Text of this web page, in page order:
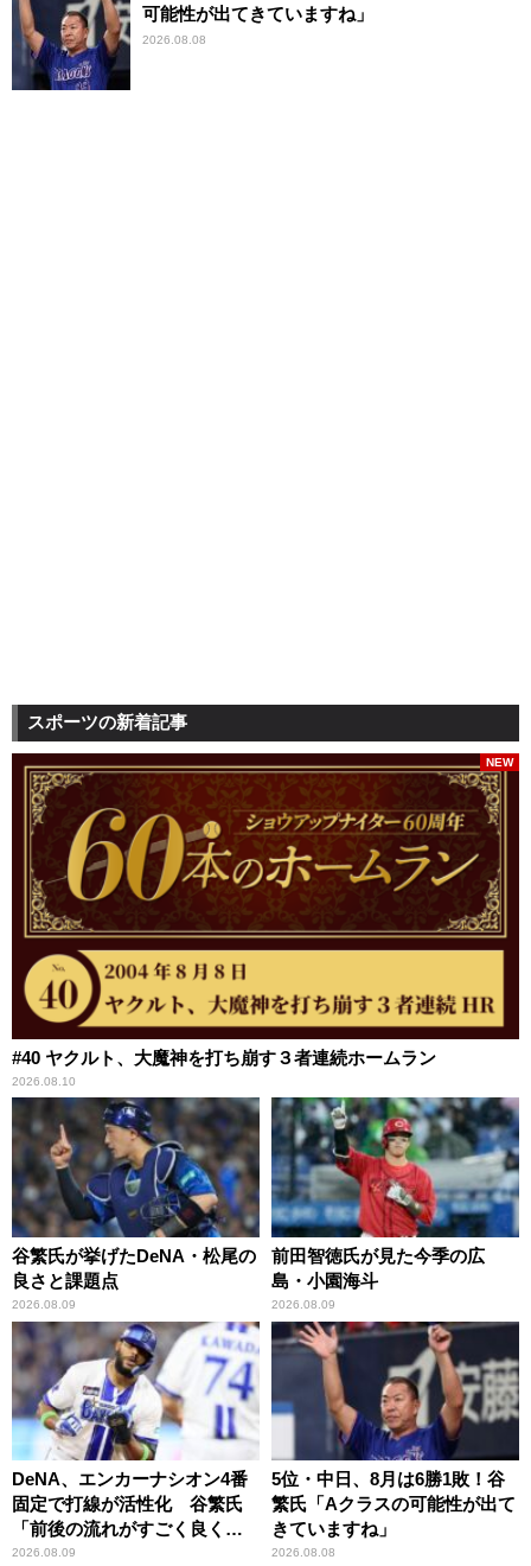
可能性が出てきていますね」
2026.08.08
スポーツの新着記事
#40 ヤクルト、大魔神を打ち崩す３者連続ホームラン
2026.08.10
NEW
谷繁氏が挙げたDeNA・松尾の
良さと課題点
2026.08.09
前田智徳氏が見た今季の広
島・小園海斗
2026.08.09
DeNA、エンカーナシオン4番
固定で打線が活性化 谷繁氏
「前後の流れがすごく良くな
りましたね」
2026.08.09
5位・中日、8月は6勝1敗！谷
繁氏「Aクラスの可能性が出て
きていますね」
2026.08.08